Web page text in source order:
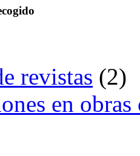
revistas (2)
en